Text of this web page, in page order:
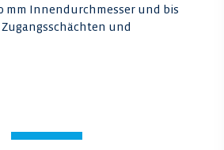
mm Innendurchmesser und bis
Zugangsschächten und